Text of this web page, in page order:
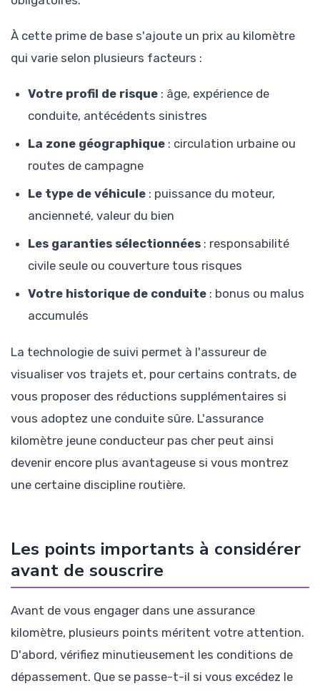
À cette prime de base s'ajoute un prix au kilomètre
qui varie selon plusieurs facteurs :
Votre profil de risque : âge, expérience de
conduite, antécédents sinistres
La zone géographique : circulation urbaine ou
routes de campagne
Le type de véhicule : puissance du moteur,
ancienneté, valeur du bien
Les garanties sélectionnées : responsabilité
civile seule ou couverture tous risques
Votre historique de conduite : bonus ou malus
accumulés
La technologie de suivi permet à l'assureur de
visualiser vos trajets et, pour certains contrats, de
vous proposer des réductions supplémentaires si
vous adoptez une conduite sûre. L'assurance
kilomètre jeune conducteur pas cher peut ainsi
devenir encore plus avantageuse si vous montrez
une certaine discipline routière.
Les points importants à considérer
avant de souscrire
Avant de vous engager dans une assurance
kilomètre, plusieurs points méritent votre attention.
D'abord, vérifiez minutieusement les conditions de
dépassement. Que se passe-t-il si vous excédez le